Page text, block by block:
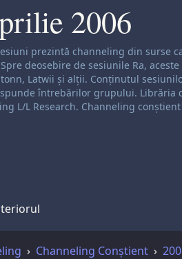
2006
de responsabilitate privind
prezintă channeling din surse
Spre deosebire de sesiunile Ra,
Latwii și alții. Conținutul
întrebărilor grupului. Librăria
L/L Research. Channeling
Channeling Conștient